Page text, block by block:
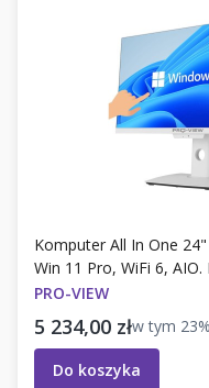
Komputer All In One
Win 11 Pro, WiFi 6,
PRO-VIEW
Cena brutto
5 234,00 złw tym 23%
Do koszyka